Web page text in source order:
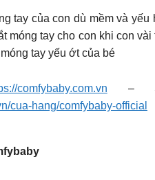
tay của con dù mềm và
móng tay cho con khi con
tay yếu ớt của bé
comfybaby.com.vn –
cua-hang/comfybaby-official